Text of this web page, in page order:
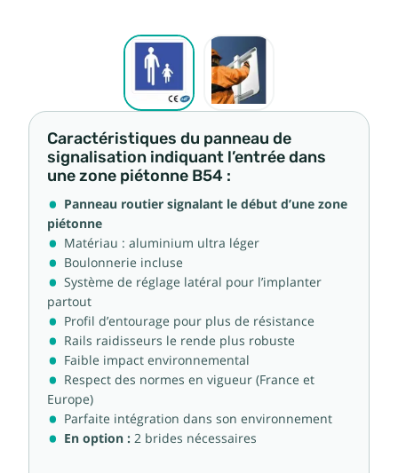
Caractéristiques du panneau de
signalisation indiquant l’entrée dans
une zone piétonne B54 :
Panneau routier signalant le début d’une zone
piétonne
Matériau : aluminium ultra léger
Boulonnerie incluse
Système de réglage latéral pour l’implanter
partout
Profil d’entourage pour plus de résistance
Rails raidisseurs le rende plus robuste
Faible impact environnemental
Respect des normes en vigueur (France et
Europe)
Parfaite intégration dans son environnement
En option : 2 brides nécessaires